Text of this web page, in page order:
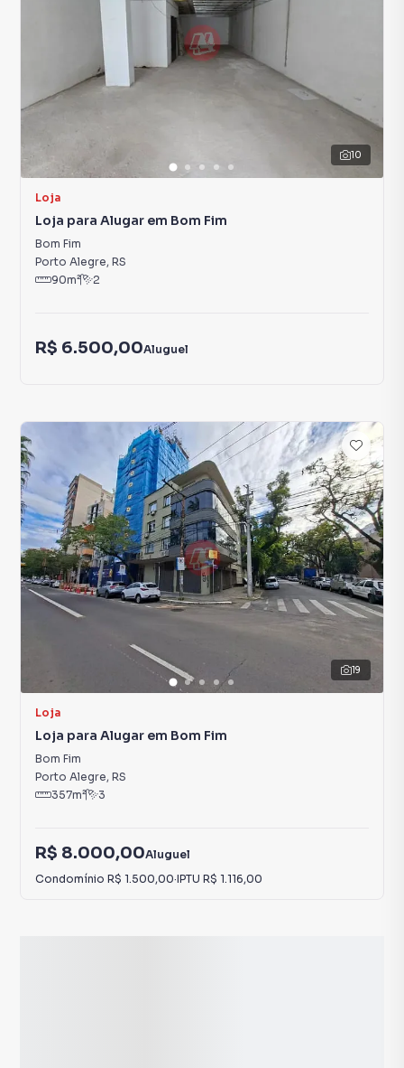
10
Loja
Loja para Alugar em Bom Fim
Bom Fim
Porto Alegre, RS
90m² 2
R$ 6.500,00Aluguel
19
Loja
Loja para Alugar em Bom Fim
Bom Fim
Porto Alegre, RS
357m² 3
R$ 8.000,00Aluguel
Condomínio R$ 1.500,00·IPTU R$ 1.116,00